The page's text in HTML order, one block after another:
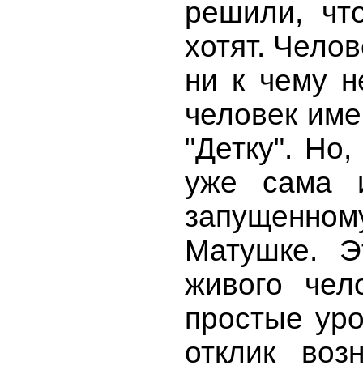
решили,
хотят.
ни к чему
человек
"Детку". Но,
уже сама
Матушке.
живого
простые
отклик